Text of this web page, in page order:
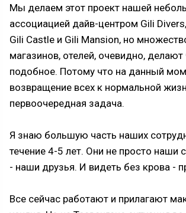
Мы делаем этот проект нашей
ассоциацией дайв-центром Gili
Gili Castle и Gili Mansion, но
магазинов, отелей, очевидно, делают
подобное. Потому что на данный
возвращение всех к нормальной
первоочередная задача.
Я знаю большую часть наших
течение 4-5 лет. Они не просто наши
- наши друзья. И видеть без крова -
Все сейчас работают и прилагают